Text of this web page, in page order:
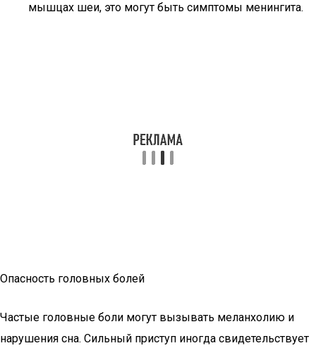
мышцах шеи, это могут быть симптомы менингита.
Опасность головных болей
Частые головные боли могут вызывать меланхолию и
нарушения сна. Сильный приступ иногда свидетельствует